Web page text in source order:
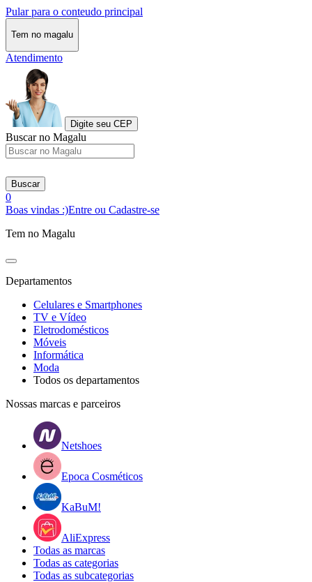
Pular para o conteudo principal
Tem no magalu
Atendimento
Digite seu CEP
Buscar no Magalu
Buscar
0
Boas vindas :)Entre ou Cadastre-se
Tem no Magalu
Departamentos
Celulares e Smartphones
TV e Vídeo
Eletrodomésticos
Móveis
Informática
Moda
Todos os departamentos
Nossas marcas e parceiros
Netshoes
Epoca Cosméticos
KaBuM!
AliExpress
Todas as marcas
Todas as categorias
Todas as subcategorias